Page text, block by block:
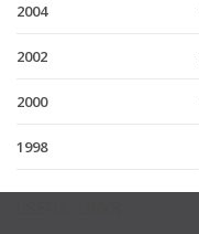
2004
2002
2000
1998